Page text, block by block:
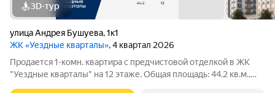
3D-тур
улица Андрея Бушуева,1к1
ЖК «Уездные кварталы», 4 квартал 2026
Продается 1-комн. квартира с предчистовой отделкой в ЖК
"Уездные кварталы" на 12 этаже. Общая площадь: 44.2 кв.м.,